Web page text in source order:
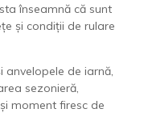
înseamnă că sunt
și condiții de rulare
de iarnă,
sezonieră,
moment firesc de